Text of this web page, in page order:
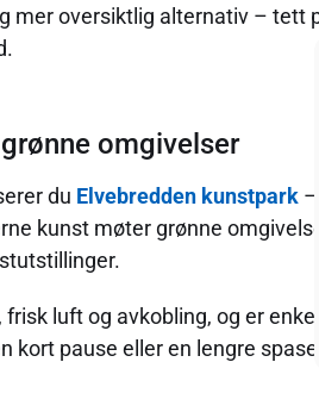
mer oversiktlig alternativ – tett
omgivelser
du Elvebredden kunstpark
kunst møter grønne
luft og avkobling, og er
pause eller en lengre